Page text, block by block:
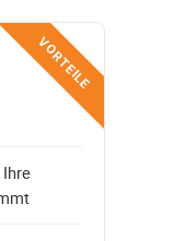
VORTEILE